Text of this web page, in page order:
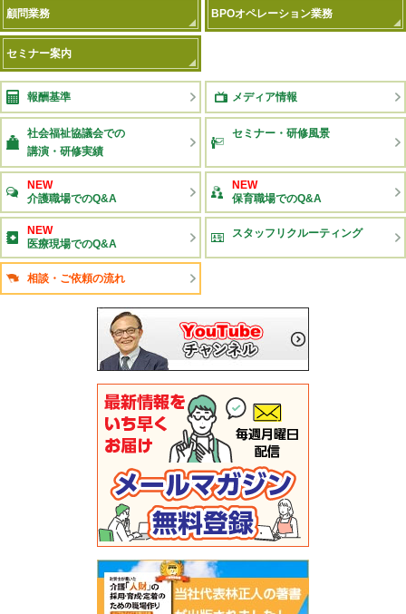
顧問業務 BPOオペレーション業務
セミナー案内
報酬基準 メディア情報
社会福祉協議会での
講演・研修実績
セミナー・研修風景
NEW
介護職場でのQ&A
NEW
保育職場でのQ&A
NEW
医療現場でのQ&A
スタッフリクルーティング
相談・ご依頼の流れ